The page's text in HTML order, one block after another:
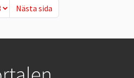
Nästa sida
Nästa sida